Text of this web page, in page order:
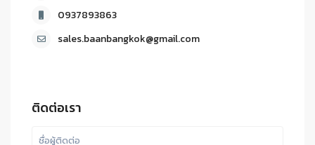
0937893863
sales.baanbangkok@gmail.com
ติดต่อเรา